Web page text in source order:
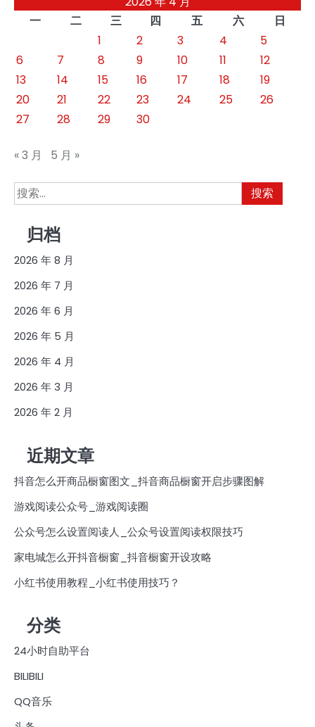
分
一
二 三 四 五 六
日
1
2 3 4
5
6
7 8 9 10 11
12
13
14 15 16 17 18
19
20
21 22 23 24 25
26
27
28 29 30
« 3 月 5 月 »
搜
索：
归档
2026 年 8 月
2026 年 7 月
2026 年 6 月
2026 年 5 月
2026 年 4 月
2026 年 3 月
2026 年 2 月
近期文章
抖音怎么开商品橱窗图文_抖音商品橱窗开启步骤图解
游戏阅读公众号_游戏阅读圈
公众号怎么设置阅读人_公众号设置阅读权限技巧
家电城怎么开抖音橱窗_抖音橱窗开设攻略
小红书使用教程_小红书使用技巧？
分类
24小时自助平台
BILIBILI
QQ音乐